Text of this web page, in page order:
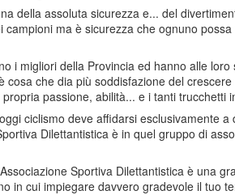
della assoluta sicurezza e... del
campioni ma è sicurezza che ognuno
i migliori della Provincia ed hanno alle
cosa che dia più soddisfazione del
passione, abilità... e i tanti trucchetti
ciclismo deve affidarsi esclusivamente
Dilettantistica è in quel gruppo di
Sportiva Dilettantistica è una
in cui impiegare davvero gradevole il tuo